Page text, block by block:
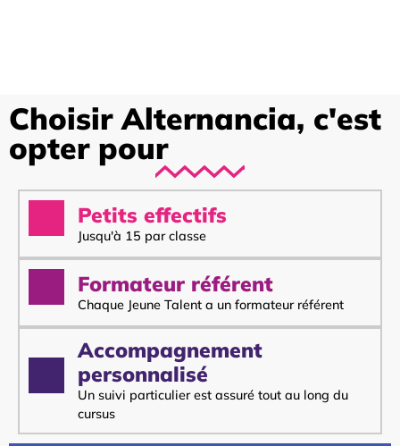
Choisir Alternancia, c'est
opter pour
Petits effectifs
Jusqu'à 15 par classe
Formateur référent
Chaque Jeune Talent a un formateur référent
Accompagnement
personnalisé
Un suivi particulier est assuré tout au long du
cursus